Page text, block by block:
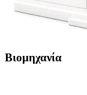
Βιομηχανία